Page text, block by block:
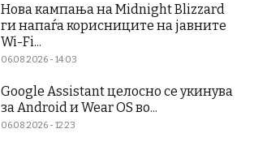
Нова кампања на Midnight Blizzard
ги напаѓа корисниците на јавните
Wi-Fi...
06.08.2026 - 14:03
Google Assistant целосно се укинува
за Android и Wear OS во...
06.08.2026 - 12:23